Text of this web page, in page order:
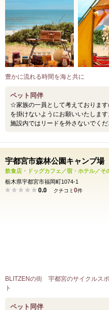
豊かに流れる時間を海と共に
ペット同伴
☆家族の一員として考えておりま
を掛けないようにお願いいたします
施設内ではリードを外さないでくだ
宇都宮市森林公園キャンプ場
飲食店・ドッグカフェ／宿・ホテル／そ
栃木県宇都宮市福岡町1074-1
0.0 クチコミ 0件
BLITZENの街 宇都宮のサイクルス
ト
ペット同伴